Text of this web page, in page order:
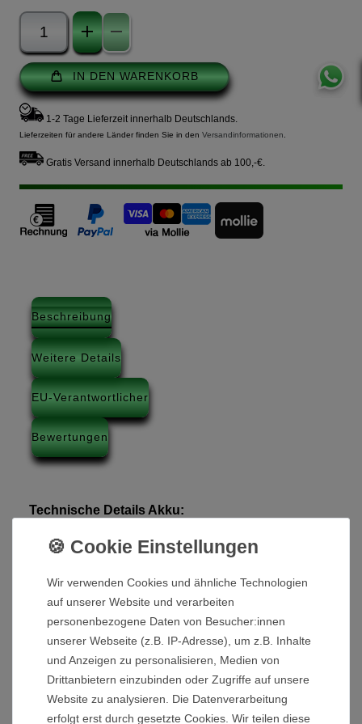
IN DEN WARENKORB
1-2 Tage Lieferzeit innerhalb Deutschlands.
Lieferzeiten für andere Länder finden Sie in den Versandinformationen
Gratis Versand innerhalb Deutschlands ab 100,-€.
Beschreibung
Weitere Details
EU-Verantwortlicher
Bewertungen
Technische Details Akku:
Akku Spannung: 12 V
Akku Kapazität: 33 Ah
Akku Leistung: 396 Wh
Lieferumfang:
Blei-Akku
Akku Maße L/B/H: 19,5cm / 12,5cm / 16,5cm
Akku Gewicht: ca. 10,1 kg
Wir verwenden Cookies und ähnliche Technologien
auf unserer Website und verarbeiten
personenbezogene Daten von Besucher:innen
unserer Webseite (z.B. IP-Adresse), um z.B. Inhalte
und Anzeigen zu personalisieren, Medien von
Drittanbietern einzubinden oder Zugriffe auf unsere
Website zu analysieren. Die Datenverarbeitung
erfolgt erst durch gesetzte Cookies. Wir teilen diese